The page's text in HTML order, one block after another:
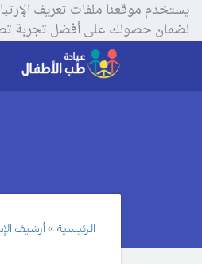
لضمان حصولك على أفضل تجربة
الرئيسية أرشيف